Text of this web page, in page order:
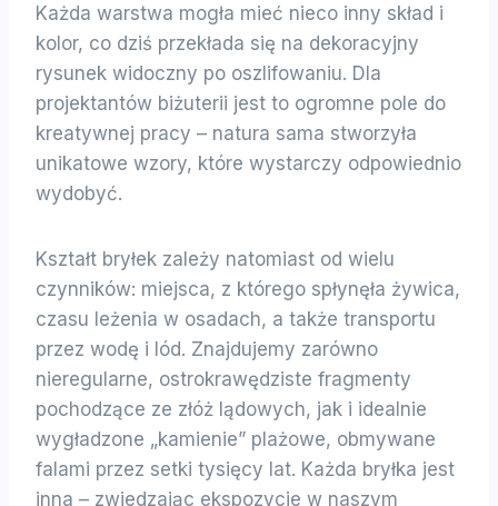
Każda warstwa mogła mieć nieco inny skład i
kolor, co dziś przekłada się na dekoracyjny
rysunek widoczny po oszlifowaniu. Dla
projektantów biżuterii jest to ogromne pole do
kreatywnej pracy – natura sama stworzyła
unikatowe wzory, które wystarczy odpowiednio
wydobyć.
Kształt bryłek zależy natomiast od wielu
czynników: miejsca, z którego spłynęła żywica,
czasu leżenia w osadach, a także transportu
przez wodę i lód. Znajdujemy zarówno
nieregularne, ostrokrawędziste fragmenty
pochodzące ze złóż lądowych, jak i idealnie
wygładzone „kamienie” plażowe, obmywane
falami przez setki tysięcy lat. Każda bryłka jest
inna – zwiedzając ekspozycje w naszym